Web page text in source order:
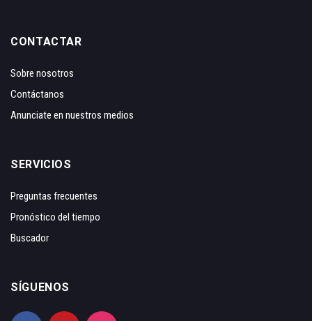
CONTACTAR
Sobre nosotros
Contáctanos
Anunciate en nuestros medios
SERVICIOS
Preguntas frecuentes
Pronóstico del tiempo
Buscador
SÍGUENOS